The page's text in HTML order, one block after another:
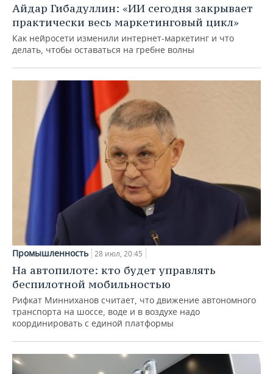
Айдар Гибадуллин: «ИИ сегодня закрывает
практически весь маркетинговый цикл»
Как нейросети изменили интернет-маркетинг и что
делать, чтобы оставаться на гребне волны
Промышленность 28 июл, 20:45
На автопилоте: кто будет управлять
беспилотной мобильностью
Рифкат Минниханов считает, что движение автономного
транспорта на шоссе, воде и в воздухе надо
координировать с единой платформы